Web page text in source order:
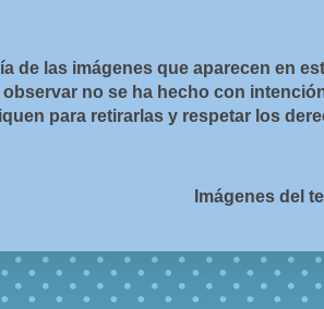
de las imágenes que aparecen en
observar no se ha hecho con
para retirarlas y respetar los
Imágenes del